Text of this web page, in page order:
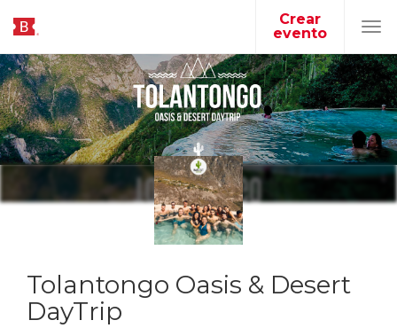
Crear
evento
Tolantongo Oasis & Desert
DayTrip